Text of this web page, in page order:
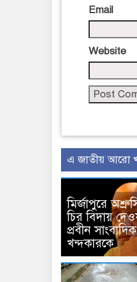
Email
Website
এ জাতীয় আরো
মির্জাপুরে
চির বিদায়
প্রবীন
খন্দকারকে